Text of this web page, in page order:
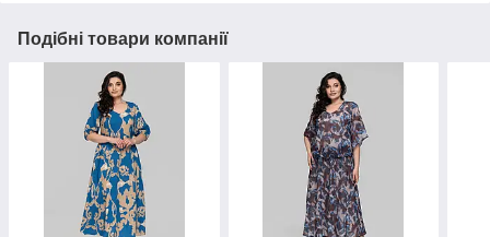
Подібні товари компанії